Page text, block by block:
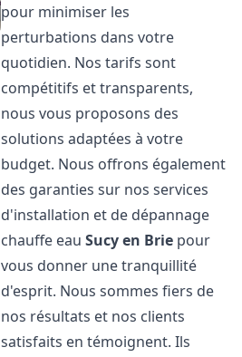
pour minimiser les
perturbations dans votre
quotidien. Nos tarifs sont
compétitifs et transparents,
nous vous proposons des
solutions adaptées à votre
budget. Nous offrons également
des garanties sur nos services
d'installation et de dépannage
chauffe eauSucy en Brie pour
vous donner une tranquillité
d'esprit. Nous sommes fiers de
nos résultats et nos clients
satisfaits en témoignent. Ils